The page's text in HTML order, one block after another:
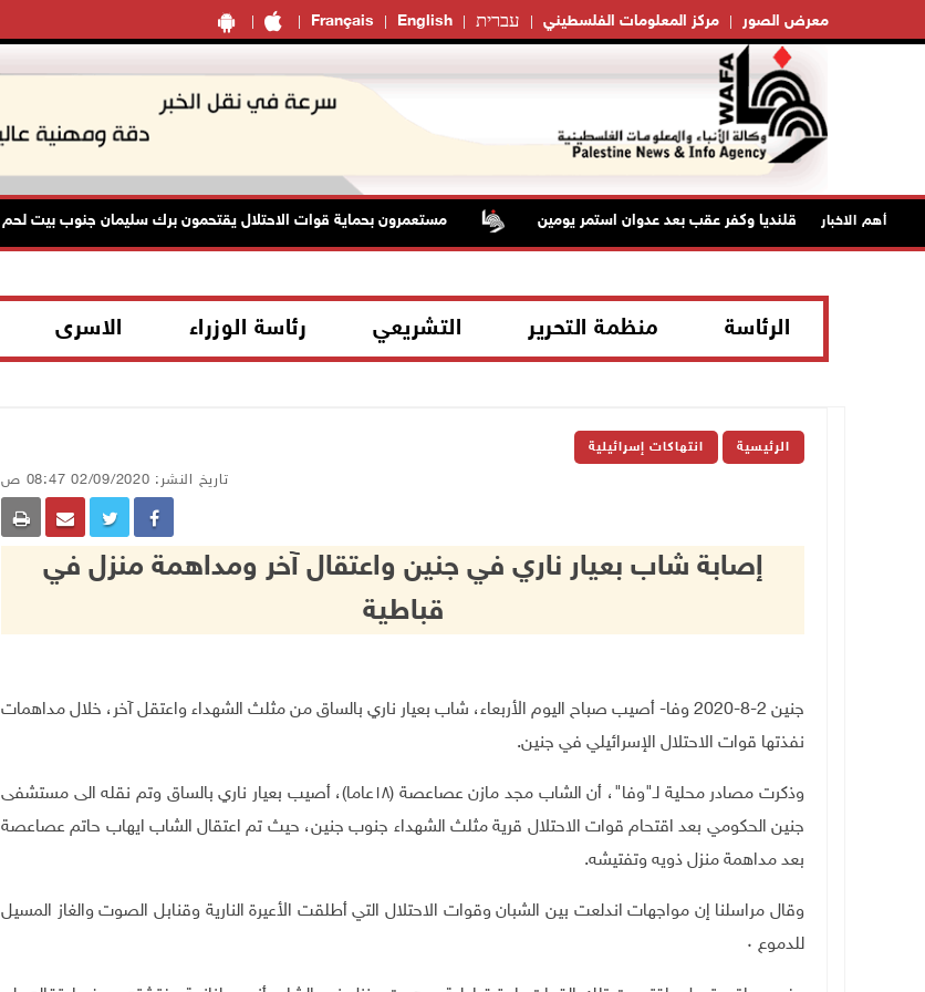
Français English עברית مركز المعلومات الفلسطيني معرض الصور
أهم الاخبار
من مخيم قلنديا وكفر عقب بعد عدوان استمر يومين مستعمرون بحماية قوات الاحتلال يقتحمون برك سليمان جنوب بيت لحم
الرئاسة منظمة التحرير التشريعي رئاسة الوزراء الاسرى
الرئيسية انتهاكات إسرائيلية
تاريخ النشر: 02/09/2020 08:47 ص
إصابة شاب بعيار ناري في جنين واعتقال آخر ومداهمة منزل في
قباطية
جنين 2-8-2020 وفا- أصيب صباح اليوم الأربعاء، شاب بعيار ناري بالساق من مثلث الشهداء واعتقل آخر، خلال مداهمات
نفذتها قوات الاحتلال الإسرائيلي في جنين.
وذكرت مصادر محلية لـ"وفا"، أن الشاب مجد مازن عصاعصة (١٨عاما)، أصيب بعيار ناري بالساق وتم نقله الى مستشفى
جنين الحكومي بعد اقتحام قوات الاحتلال قرية مثلث الشهداء جنوب جنين، حيث تم اعتقال الشاب ايهاب حاتم عصاعصة
بعد مداهمة منزل ذويه وتفتيشه.
وقال مراسلنا إن مواجهات اندلعت بين الشبان وقوات الاحتلال التي أطلقت الأعيرة النارية وقنابل الصوت والغاز المسيل
للدموع ٠